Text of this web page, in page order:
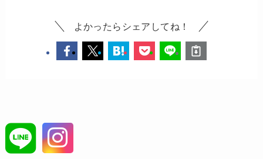
よかったらシェアしてね！